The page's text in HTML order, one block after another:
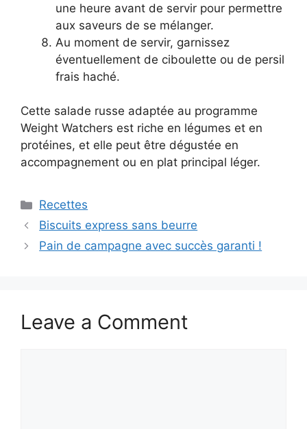
une heure avant de servir pour permettre
aux saveurs de se mélanger.
Au moment de servir, garnissez
éventuellement de ciboulette ou de persil
frais haché.
Cette salade russe adaptée au programme
Weight Watchers est riche en légumes et en
protéines, et elle peut être dégustée en
accompagnement ou en plat principal léger.
Categories
Recettes
Biscuits express sans beurre
Pain de campagne avec succès garanti !
Leave a Comment